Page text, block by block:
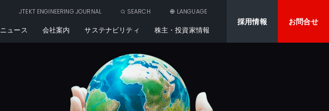
JTEKT ENGINEERING JOURNAL SEARCH LANGUAGE
ニュース 会社案内 サステナビリティ 株主・投資家情報
採用情報 お問合せ